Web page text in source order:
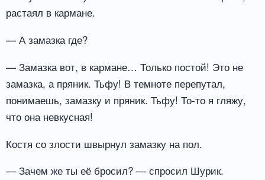
растаял в кармане.
— А замазка где?
— Замазка вот, в кармане… Только постой! Это не
замазка, а пряник. Тьфу! В темноте перепутал,
понимаешь, замазку и пряник. Тьфу! То-то я гляжу,
что она невкусная!
Костя со злости швырнул замазку на пол.
— Зачем же ты её бросил? — спросил Шурик.